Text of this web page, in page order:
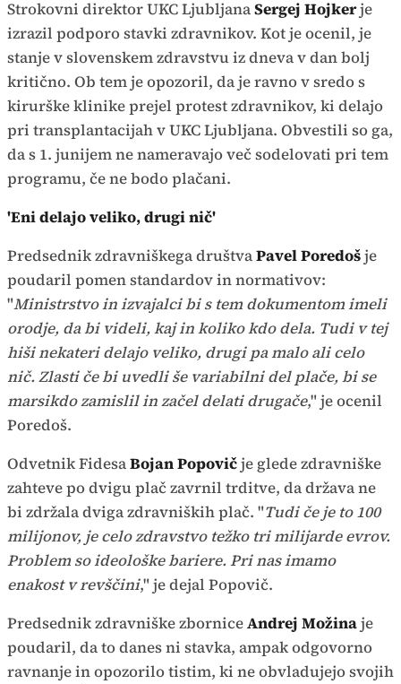
Strokovni direktor UKC LjubljanaSergej Hojkerje
izrazil podporo stavki zdravnikov. Kot je ocenil, je
stanje v slovenskem zdravstvu iz dneva v dan bolj
kritično. Ob tem je opozoril, da je ravno v sredo s
kirurške klinike prejel protest zdravnikov, ki delajo
pri transplantacijah v UKC Ljubljana. Obvestili so ga,
da s 1. junijem ne nameravajo več sodelovati pri tem
programu, če ne bodo plačani.
'Eni delajo veliko, drugi nič'
Predsednik zdravniškega društvaPavel Poredošje
poudaril pomen standardov in normativov:
"Ministrstvo in izvajalci bi s tem dokumentom imeli
orodje, da bi videli, kaj in koliko kdo dela. Tudi v tej
hiši nekateri delajo veliko, drugi pa malo ali celo
nič. Zlasti če bi uvedli še variabilni del plače, bi se
marsikdo zamislil in začel delati drugače," je ocenil
Poredoš.
Odvetnik FidesaBojan Popovičje glede zdravniške
zahteve po dvigu plač zavrnil trditve, da država ne
bi zdržala dviga zdravniških plač. "Tudi če je to 100
milijonov, je celo zdravstvo težko tri milijarde evrov.
Problem so ideološke bariere. Pri nas imamo
enakost v revščini," je dejal Popovič.
Predsednik zdravniške zborniceAndrej Možinaje
poudaril, da to danes ni stavka, ampak odgovorno
ravnanje in opozorilo tistim, ki ne obvladujejo svojih